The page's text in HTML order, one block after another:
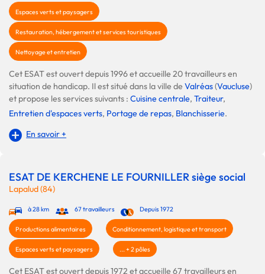
Espaces verts et paysagers
Restauration, hébergement et services touristiques
Nettoyage et entretien
Cet ESAT est ouvert depuis 1996 et accueille 20 travailleurs en
situation de handicap. Il est situé dans la ville deValréas(Vaucluse)
et propose les services suivants : Cuisine centrale, Traiteur,
Entretien d'espaces verts, Portage de repas, Blanchisserie.
En savoir +
ESAT DE KERCHENE LE FOURNILLER siège social
Lapalud (84)
à 28 km 67 travailleurs Depuis 1972
Productions alimentaires Conditionnement, logistique et transport
Espaces verts et paysagers ... + 2 pôles
Cet ESAT est ouvert depuis 1972 et accueille 67 travailleurs en